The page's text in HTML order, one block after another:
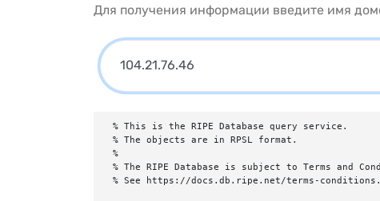
Для получения информации введите имя
% This is the RIPE Database query service.
% The objects are in RPSL format.
%
% The RIPE Database is subject to Terms and
% See https://docs.db.ripe.net/terms-